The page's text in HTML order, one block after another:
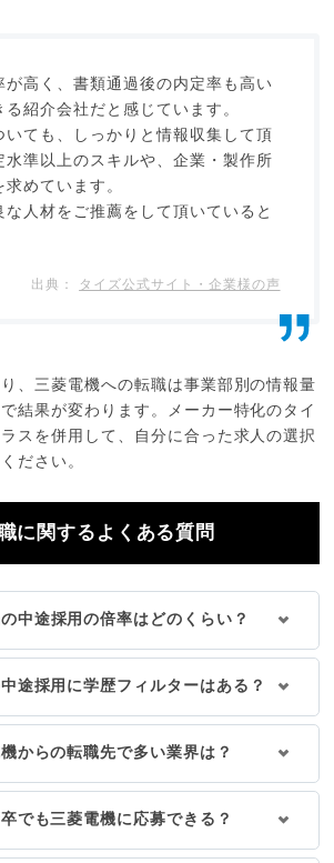
が高く、書類通過後の内定率も高い
紹介会社だと感じています。
いても、しっかりと情報収集して頂
水準以上のスキルや、企業・製作所
めています。
な人材をご推薦をして頂いていると
タイズ公式サイト・企業様の声
、三菱電機への転職は事業部別の情報量
結果が変わります。メーカー特化のタイ
スを併用して、自分に合った求人の選択
ださい。
に関するよくある質問
中途採用の倍率はどのくらい？
途採用に学歴フィルターはある？
からの転職先で多い業界は？
でも三菱電機に応募できる？